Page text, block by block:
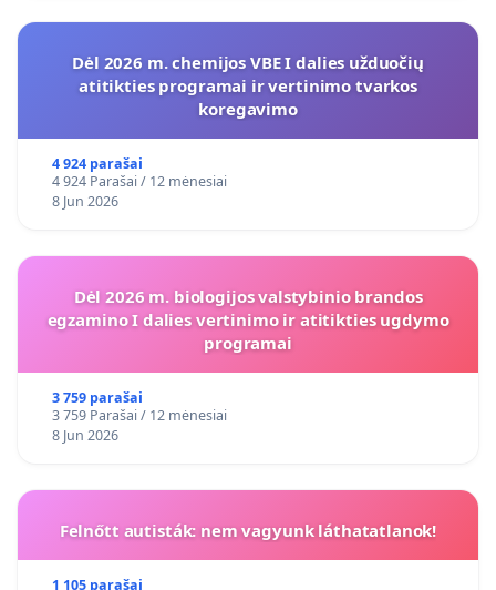
Dėl 2026 m. chemijos VBE I dalies užduočių
atitikties programai ir vertinimo tvarkos
koregavimo
4 924 parašai
4 924 Parašai / 12 mėnesiai
8 Jun 2026
Dėl 2026 m. biologijos valstybinio brandos
egzamino I dalies vertinimo ir atitikties ugdymo
programai
3 759 parašai
3 759 Parašai / 12 mėnesiai
8 Jun 2026
Felnőtt autisták: nem vagyunk láthatatlanok!
1 105 parašai